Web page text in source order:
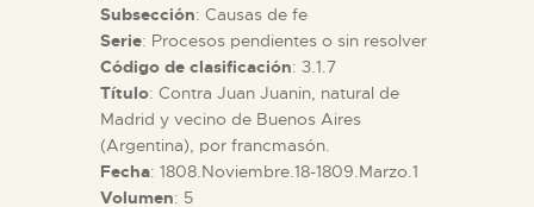
ACTIVIDADES
█
EL MUSEO
Subsección: Causas de fe
Serie: Procesos pendientes o sin resolver
Código de clasificación: 3.1.7
Título: Contra Juan Juanin, natural de
Madrid y vecino de Buenos Aires
(Argentina), por francmasón.
Fecha: 1808.Noviembre.18-1809.Marzo.1
Volumen: 5